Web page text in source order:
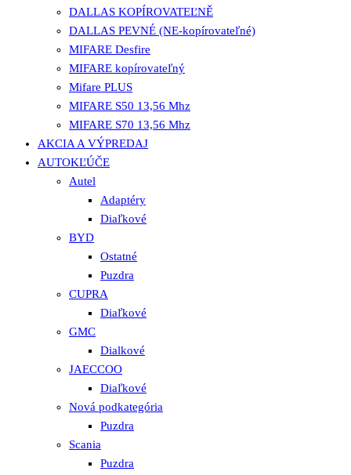
DALLAS KOPÍROVATEĽNĚ
DALLAS PEVNÉ (NE-kopírovateľné)
MIFARE Desfire
MIFARE kopírovateľný
Mifare PLUS
MIFARE S50 13,56 Mhz
MIFARE S70 13,56 Mhz
AKCIA A VÝPREDAJ
AUTOKĽÚČE
Autel
Adaptéry
Diaľkové
BYD
Ostatné
Puzdra
CUPRA
Diaľkové
GMC
Dialkové
JAECCOO
Diaľkové
Nová podkategória
Puzdra
Scania
Puzdra